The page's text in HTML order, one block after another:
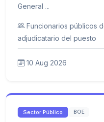
General ...
Funcionarios públicos
adjudicatario del puesto
10 Aug 2026
Sector Público BOE